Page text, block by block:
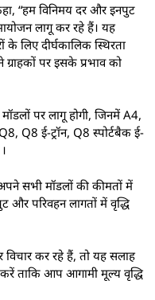
“हम विनिमय दर और इनपुट
लागू कर रहे हैं। यह
के लिए दीर्घकालिक स्थिरता
पर इसके प्रभाव को
पर लागू होगी, जिनमें A4,
Q8 ई-ट्रॉन, Q8 स्पोर्टबैक ई-
सभी मॉडलों की कीमतों में
और परिवहन लागतों में वृद्धि
कर रहे हैं, तो यह सलाह
ताकि आप आगामी मूल्य वृद्धि